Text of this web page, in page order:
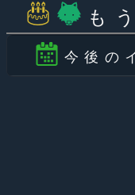
も
今 後 の